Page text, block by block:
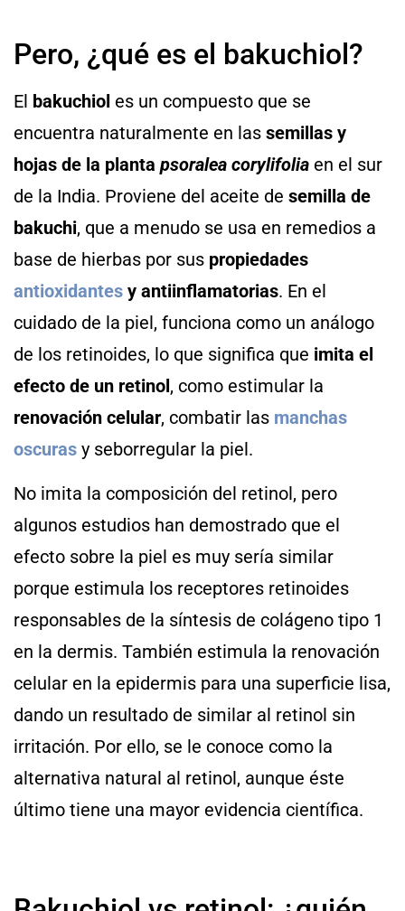
Pero, ¿qué es el bakuchiol?
El bakuchiol es un compuesto que se
encuentra naturalmente en las semillas y
hojas de la planta psoralea corylifolia en el sur
de la India. Proviene del aceite de semilla de
bakuchi, que a menudo se usa en remedios a
base de hierbas por sus propiedades
antioxidantes y antiinflamatorias. En el
cuidado de la piel, funciona como un análogo
de los retinoides, lo que significa que imita el
efecto de un retinol, como estimular la
renovación celular, combatir las manchas
oscuras y seborregular la piel.
No imita la composición del retinol, pero
algunos estudios han demostrado que el
efecto sobre la piel es muy sería similar
porque estimula los receptores retinoides
responsables de la síntesis de colágeno tipo 1
en la dermis. También estimula la renovación
celular en la epidermis para una superficie lisa,
dando un resultado de similar al retinol sin
irritación. Por ello, se le conoce como la
alternativa natural al retinol, aunque éste
último tiene una mayor evidencia científica.